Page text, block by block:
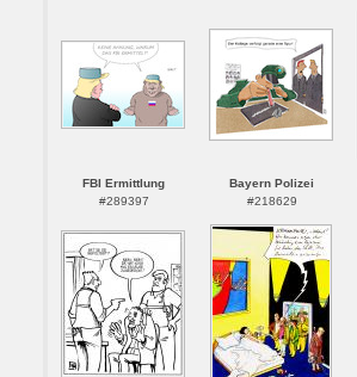
FBI Ermittlung
#289397
Bayern Polizei
#218629